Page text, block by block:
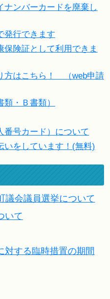
ナンバーカードを廃棄し
発行できます
険証として利用できま
方はこちら！ （web申請
・Ｂ書類）
番号カード）について
いをしています！(無料)
議会議員選挙について
いて
対する臨時措置の期間